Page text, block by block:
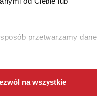
przetwarzamy dane
na wszystkie
dla